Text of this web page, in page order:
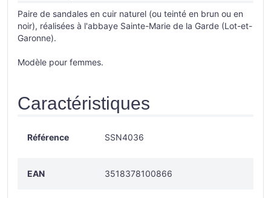
Paire de sandales en cuir naturel (ou teinté en brun ou en
noir), réalisées à l'abbaye Sainte-Marie de la Garde (Lot-et-
Garonne).
Modèle pour femmes.
Caractéristiques
Référence SSN4036
EAN 3518378100866